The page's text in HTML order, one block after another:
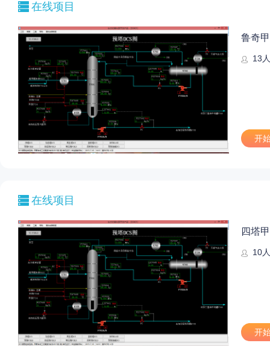
在线项目
鲁奇
13
开
在线项目
四塔
10
开